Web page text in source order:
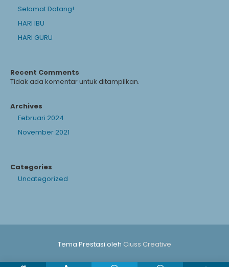
Selamat Datang!
HARI IBU
HARI GURU
Recent Comments
Tidak ada komentar untuk ditampilkan.
Archives
Februari 2024
November 2021
Categories
Uncategorized
Tema Prestasi oleh Ciuss Creative